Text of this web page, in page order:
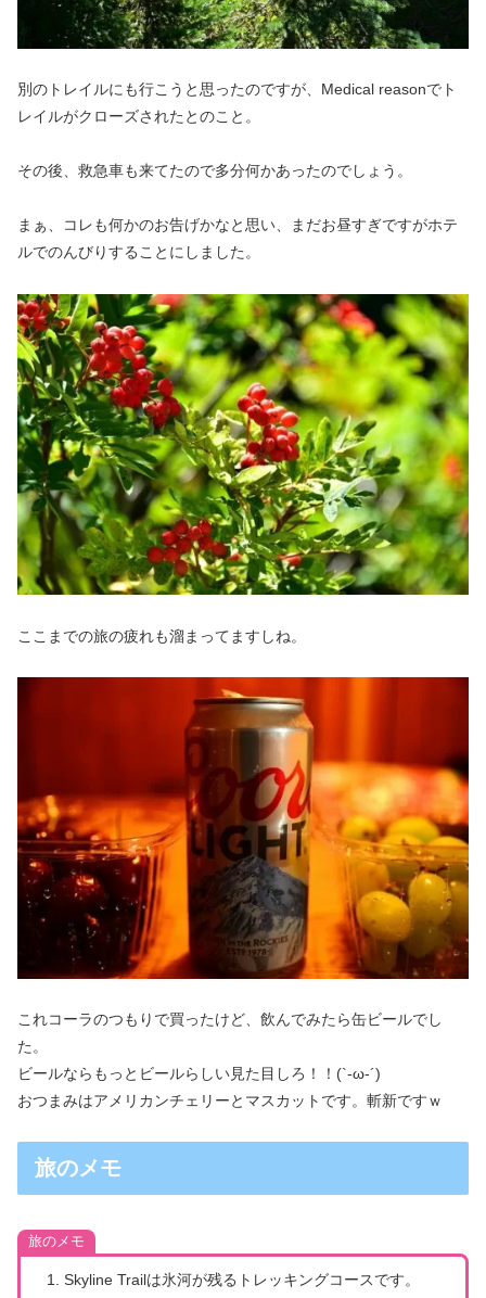
別のトレイルにも行こうと思ったのですが、Medical reasonでト
レイルがクローズされたとのこと。
その後、救急車も来てたので多分何かあったのでしょう。
まぁ、コレも何かのお告げかなと思い、まだお昼すぎですがホテ
ルでのんびりすることにしました。
ここまでの旅の疲れも溜まってますしね。
これコーラのつもりで買ったけど、飲んでみたら缶ビールでし
た。
ビールならもっとビールらしい見た目しろ！！(`‐ω‐´)
おつまみはアメリカンチェリーとマスカットです。斬新ですｗ
旅のメモ
旅のメモ
Skyline Trailは氷河が残るトレッキングコースです。